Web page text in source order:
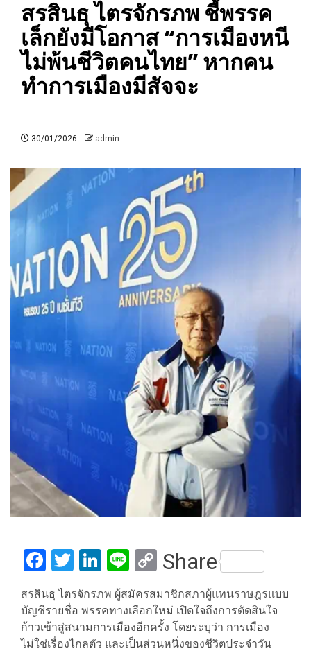
สรสินธุ ไตรจักรภพ ชี้พรรค
เล็กยังมีโอกาส “การเมืองหนี
ไม่พ้นชีวิตคนไทย” หากคน
ทำการเมืองมีสัจจะ
30/01/2026 admin
Facebook
Twitter
LinkedIn
LineCopy
Link
Share
สรสินธุ ไตรจักรภพ ผู้สมัครสมาชิกสภาผู้แทนราษฎรแบบ
บัญชีรายชื่อ พรรคทางเลือกใหม่ เปิดใจถึงการตัดสินใจ
ก้าวเข้าสู่สนามการเมืองอีกครั้ง โดยระบุว่า การเมือง
ไม่ใช่เรื่องไกลตัว และเป็นส่วนหนึ่งของชีวิตประจำวัน